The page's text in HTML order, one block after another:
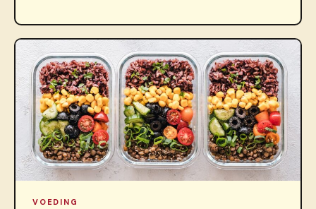
VOEDING